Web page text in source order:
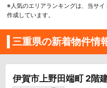
※人気のエリアランキングは、当サ
作成しています。
三重県の新着物件情
伊賀市上野田端町 2階